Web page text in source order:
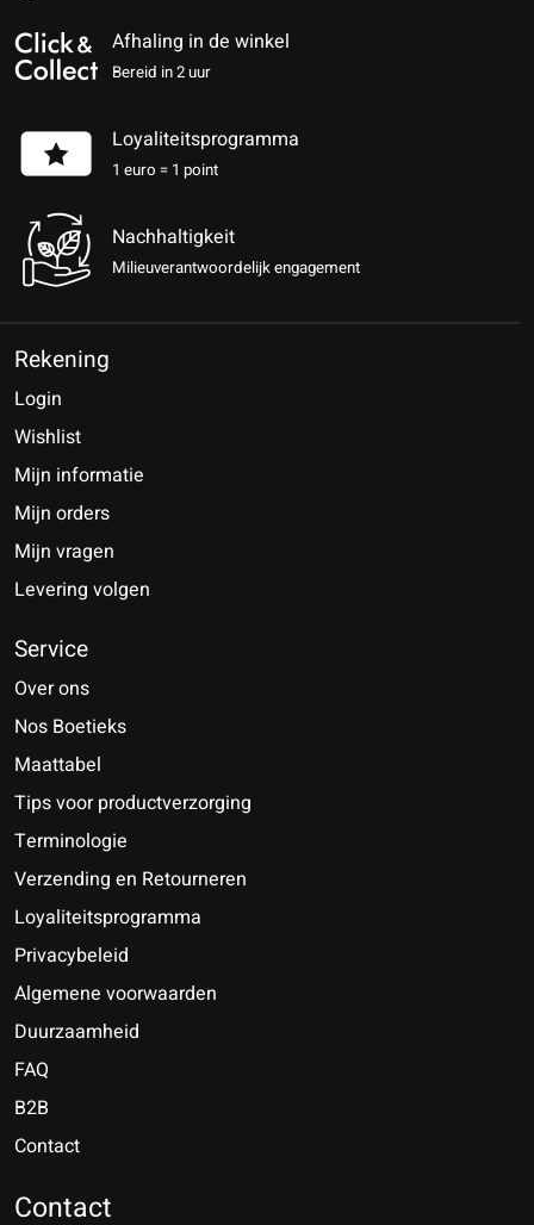
Afhaling in de winkel
Bereid in 2 uur
Loyaliteitsprogramma
1 euro = 1 point
Nachhaltigkeit
Milieuverantwoordelijk engagement
Rekening
Login
Wishlist
Mijn informatie
Mijn orders
Mijn vragen
Levering volgen
Service
Over ons
Nos Boetieks
Maattabel
Tips voor productverzorging
Terminologie
Verzending en Retourneren
Loyaliteitsprogramma
Privacybeleid
Algemene voorwaarden
Duurzaamheid
FAQ
B2B
Contact
Contact